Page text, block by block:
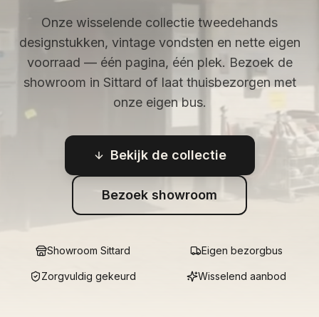
Onze wisselende collectie tweedehands
designstukken, vintage vondsten en nette eigen
voorraad — één pagina, één plek. Bezoek de
showroom in Sittard of laat thuisbezorgen met
onze eigen bus.
Bekijk de collectie
Bezoek showroom
Showroom Sittard Eigen bezorgbus
Zorgvuldig gekeurd Wisselend aanbod